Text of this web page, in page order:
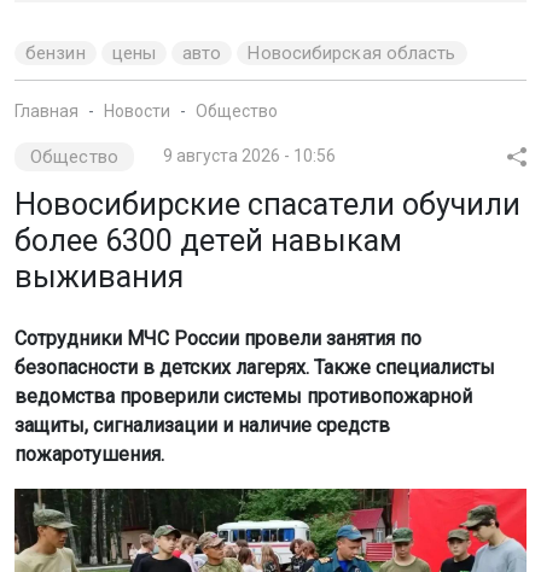
бензин цены авто Новосибирская область
Главная Новости Общество
Общество 9 августа 2026 - 10:56
Новосибирские спасатели обучили
более 6300 детей навыкам
выживания
Сотрудники МЧС России провели занятия по
безопасности в детских лагерях. Также специалисты
ведомства проверили системы противопожарной
защиты, сигнализации и наличие средств
пожаротушения.